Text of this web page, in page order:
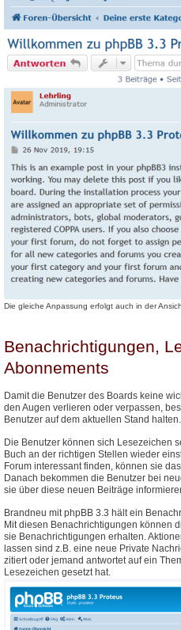
Die gleiche Anpassung erfolgt auch in der
Benachrichtigungen,
Abonnements
Damit die Benutzer des Boards keine
den Augen verlieren oder verpassen,
Benutzer auf dem aktuellen Stand halten.
Die Benutzer können sich Lesezeichen
Buch an der richtigen Stellen wieder
Forum interessant finden, können sie
Danach bekommen die Benutzer bei
sie über diese neuen Beiträge
Brandneu mit phpBB 3.3 hält ein
Mit diesen Benachrichtigungen können
sie Benachrichtigungen erhalten.
lassen sind z.B. eine neue Private
zitiert oder jemand antwortet auf ein
Lesezeichen gesetzt hat.